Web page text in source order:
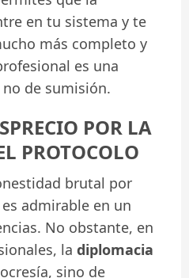
en tu sistema y te
más completo y
es una
de sumisión.
POR LA
PROTOCOLO
brutal por
admirable en un
No obstante, en
la diplomacia
sino de